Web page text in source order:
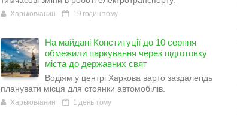
Харьковчанин 19 годин тому
На майдані Конституції до 10 серпня
обмежили паркування через підготовку
міста до державних свят
Водіям у центрі Харкова варто заздалегідь
планувати місця для стоянки автомобілів.
Харьковчанин 1 день тому